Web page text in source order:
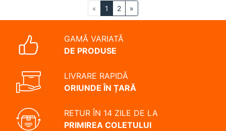
« 1 2 »
GAMĂ VARIATĂ
DE PRODUSE
LIVRARE RAPIDĂ
ORIUNDE ÎN ȚARĂ
RETUR ÎN 14 ZILE DE LA
PRIMIREA COLETULUI